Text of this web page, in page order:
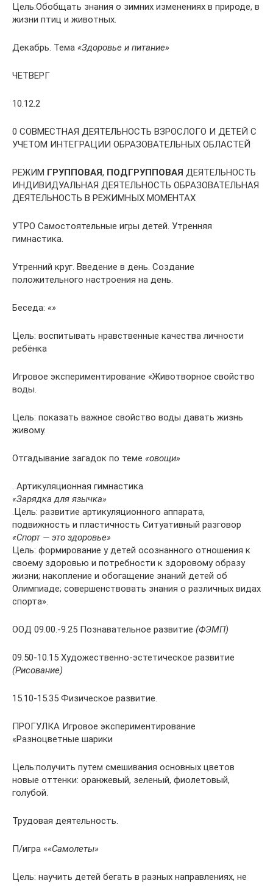
Цель:Обобщать знания о зимних изменениях в природе, в
жизни птиц и животных.
Декабрь. Тема «Здоровье и питание»
ЧЕТВЕРГ
10.12.2
0 СОВМЕСТНАЯ ДЕЯТЕЛЬНОСТЬ ВЗРОСЛОГО И ДЕТЕЙ С
УЧЕТОМ ИНТЕГРАЦИИ ОБРАЗОВАТЕЛЬНЫХ ОБЛАСТЕЙ
РЕЖИМ ГРУППОВАЯ, ПОДГРУППОВАЯ ДЕЯТЕЛЬНОСТЬ
ИНДИВИДУАЛЬНАЯ ДЕЯТЕЛЬНОСТЬ ОБРАЗОВАТЕЛЬНАЯ
ДЕЯТЕЛЬНОСТЬ В РЕЖИМНЫХ МОМЕНТАХ
УТРО Самостоятельные игры детей. Утренняя
гимнастика.
Утренний круг. Введение в день. Создание
положительного настроения на день.
Беседа: «»
Цель: воспитывать нравственные качества личности
ребёнка
Игровое экспериментирование «Животворное свойство
воды.
Цель: показать важное свойство воды давать жизнь
живому.
Отгадывание загадок по теме «овощи»
. Артикуляционная гимнастика
«Зарядка для язычка»
.Цель: развитие артикуляционного аппарата,
подвижность и пластичность Ситуативный разговор
«Спорт — это здоровье»
Цель: формирование у детей осознанного отношения к
своему здоровью и потребности к здоровому образу
жизни; накопление и обогащение знаний детей об
Олимпиаде; совершенствовать знания о различных видах
спорта».
ООД 09.00.-9.25 Познавательное развитие (ФЭМП)
09.50-10.15 Художественно-эстетическое развитие
(Рисование)
15.10-15.35 Физическое развитие.
ПРОГУЛКА Игровое экспериментирование
«Разноцветные шарики
Цель:получить путем смешивания основных цветов
новые оттенки: оранжевый, зеленый, фиолетовый,
голубой.
Трудовая деятельность.
П/игра ««Самолеты»
Цель: научить детей бегать в разных направлениях, не